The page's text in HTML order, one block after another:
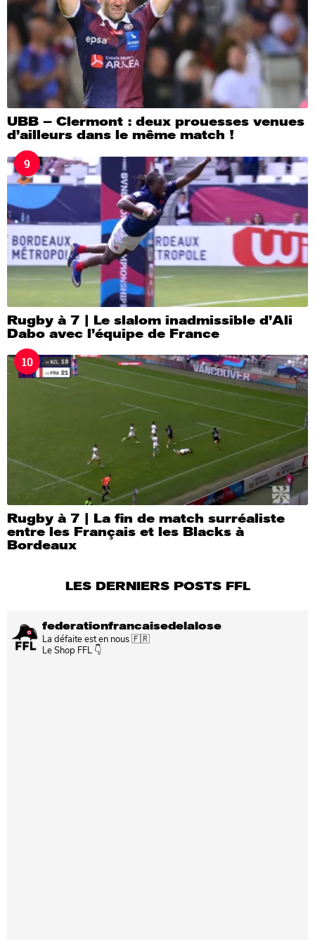
UBB – Clermont : deux prouesses venues
d’ailleurs dans le même match !
9
Rugby à 7 | Le slalom inadmissible d’Ali
Dabo avec l’équipe de France
10
Rugby à 7 | La fin de match surréaliste
entre les Français et les Blacks à
Bordeaux
LES DERNIERS POSTS FFL
federationfrancaisedelalose
La défaite est en nous 🇫🇷
Le Shop FFL 👇